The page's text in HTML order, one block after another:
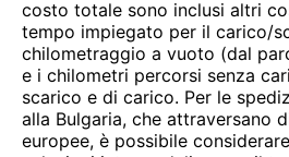
costo totale sono inclusi altri
tempo impiegato per il carico/
chilometraggio a vuoto (dal
e i chilometri percorsi senza
scarico e di carico. Per le
alla Bulgaria, che attraversano
europee, è possibile